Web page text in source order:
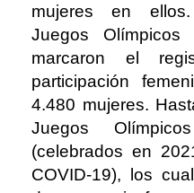
mujeres en
Juegos
marcaron el
participación
4.480 mujeres.
Juegos
(celebrados en
COVID-19), los